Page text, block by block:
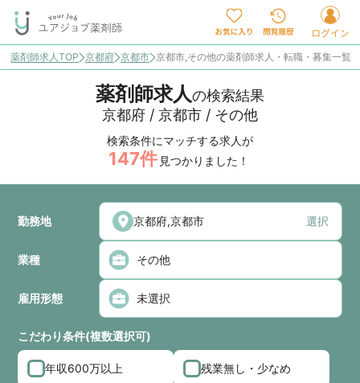
薬剤師求人TOP 京都府 京都市 京都市,その他の薬剤師求人・転職・募集一覧
薬剤師求人の検索結果
京都府 / 京都市 / その他
検索条件にマッチする求人が
147件 見つかりました！
勤務地 選択
業種
雇用形態
こだわり条件(複数選択可)
年収600万以上 残業無し・少なめ